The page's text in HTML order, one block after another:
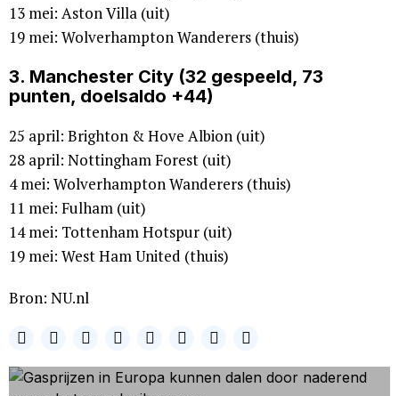
13 mei: Aston Villa (uit)
19 mei: Wolverhampton Wanderers (thuis)
3. Manchester City (32 gespeeld, 73
punten, doelsaldo +44)
25 april: Brighton & Hove Albion (uit)
28 april: Nottingham Forest (uit)
4 mei: Wolverhampton Wanderers (thuis)
11 mei: Fulham (uit)
14 mei: Tottenham Hotspur (uit)
19 mei: West Ham United (thuis)
Bron: NU.nl